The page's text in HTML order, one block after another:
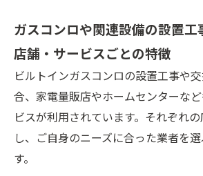
ガスコンロや関連設備の設置工
店舗・サービスごとの特徴
ビルトインガスコンロの設置工事や
合、家電量販店やホームセンターな
ビスが利用されています。それぞれ
し、ご自身のニーズに合った業者を
す。